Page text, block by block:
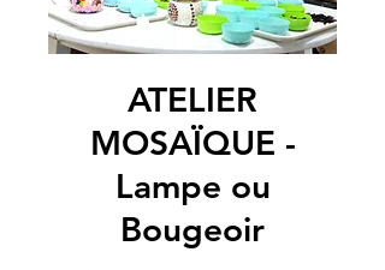
ATELIER
MOSAÏQUE -
Lampe ou
Bougeoir